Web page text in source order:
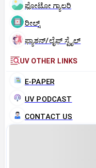
ಫೋಟೋ ಗ್ಯಾಲರಿ
ರೀಲ್ಸ್
ಫ್ಯಾಶನ್/ಲೈಫ್‌ ಸ್ಟೈಲ್
UV OTHER LINKS
E-PAPER
UV PODCAST
CONTACT US